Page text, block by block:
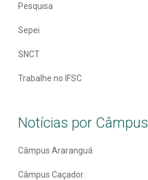
Pesquisa
Sepei
SNCT
Trabalhe no IFSC
Notícias por Câmpus
Câmpus Araranguá
Câmpus Caçador